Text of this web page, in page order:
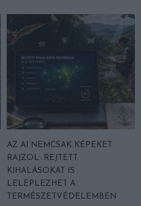
AZ AI NEMCSAK KÉPEKET
RAJZOL: REJTETT
KIHALÁSOKAT IS
LELEPLEZHET A
TERMÉSZETVÉDELEMBEN